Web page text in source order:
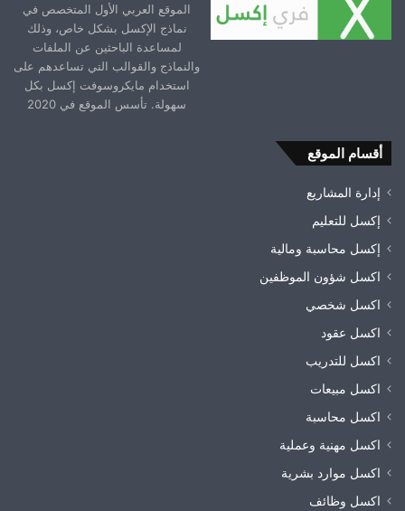
الموقع العربي الأول المتخصص في
نماذج الإكسل بشكل خاص، وذلك
لمساعدة الباحثين عن الملفات
والنماذج والقوالب التي تساعدهم على
استخدام مايكروسوفت إكسل بكل
سهولة. تأسس الموقع في 2020
أقسام الموقع
إدارة المشاريع
إكسل للتعليم
إكسل محاسبة ومالية
اكسل شؤون الموظفين
اكسل شخصي
اكسل عقود
اكسل للتدريب
اكسل مبيعات
اكسل محاسبة
اكسل مهنية وعملية
اكسل موارد بشرية
اكسل وظائف